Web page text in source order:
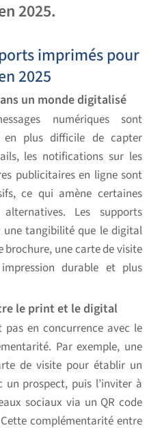
2025.
imprimés pour
2025
un monde digitalisé
numériques sont
plus difficile de capter
les notifications sur les
publicitaires en ligne sont
ce qui amène certaines
Les supports
tangibilité que le digital
brochure, une carte de visite
durable et plus
le print et le digital
en concurrence avec le
Par exemple, une
de visite pour établir un
prospect, puis l’inviter à
sociaux via un QR code
complémentarité entre